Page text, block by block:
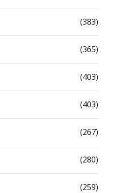
(383)
(365)
(403)
(403)
(267)
(280)
(259)